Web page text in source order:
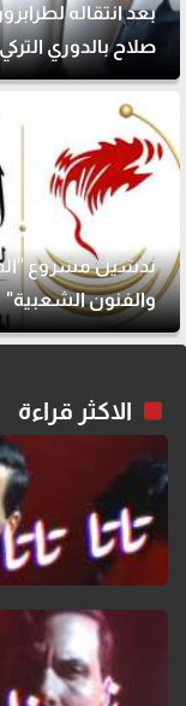
بعد انتقاله
صلاح بالدوري
تدشين مشروع
والفنون الشعبية"
الاكثر قراءة